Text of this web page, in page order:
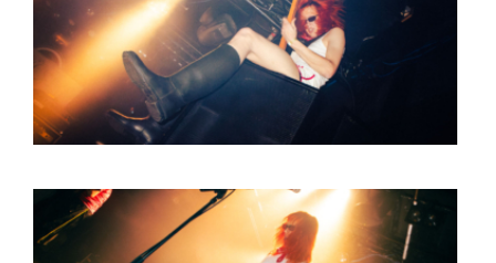
JEROEN DEKKER
BOB DE VRIES
RICHARD POSTMA
SASKIA LUDDEN
ANNA HIEP
MARTSEN HUT
ARSEN TSKHAY
ERYN BOSMA